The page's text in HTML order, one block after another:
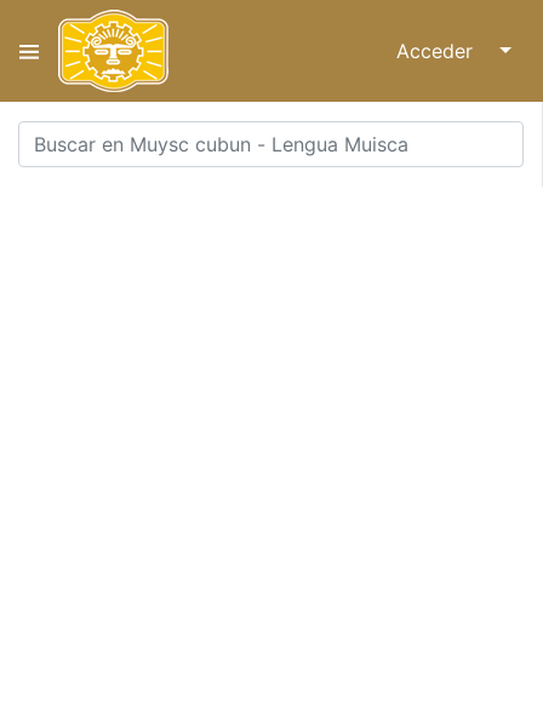
Acceder ↓